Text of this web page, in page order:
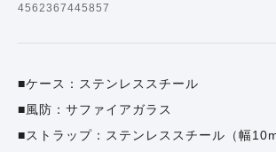
4562367445857
ケース：ステンレススチール
風防：サファイアガラス
ストラップ：ステンレススチール（幅